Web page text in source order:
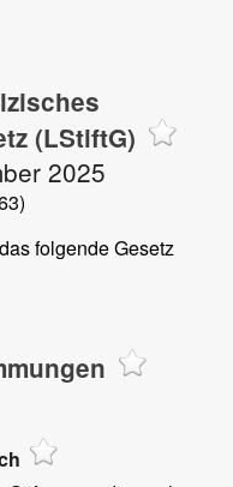
(LStiftG)
2025
folgende Gesetz